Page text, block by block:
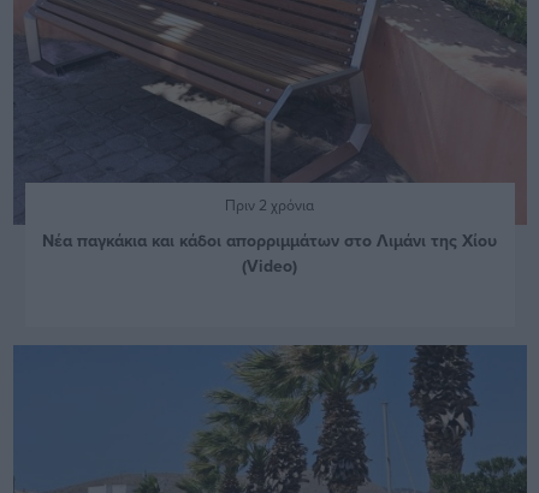
Πριν 2 χρόνια
Νέα παγκάκια και κάδοι απορριμμάτων στο Λιμάνι της Χίου
(Video)